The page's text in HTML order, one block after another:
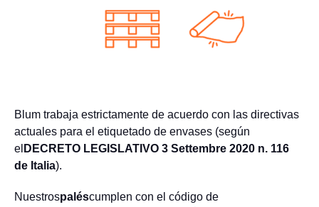
Blum trabaja estrictamente de acuerdo con las directivas
actuales para el etiquetado de envases (según
el DECRETO LEGISLATIVO 3 Settembre 2020 n. 116
de Italia).
Nuestrospaléscumplen con el código de